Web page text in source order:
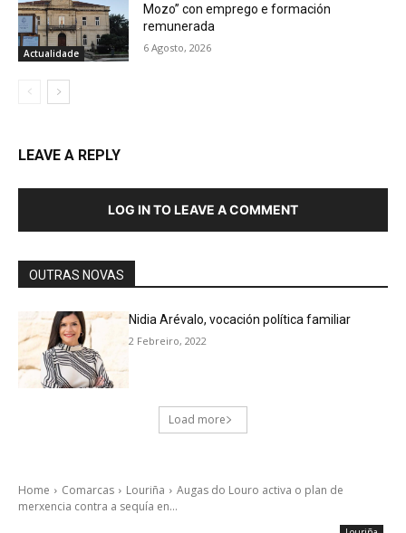
Actualidade
Mozo” con emprego e formación
remunerada
6 Agosto, 2026
LEAVE A REPLY
LOG IN TO LEAVE A COMMENT
OUTRAS NOVAS
Nidia Arévalo, vocación política familiar
2 Febreiro, 2022
Load more